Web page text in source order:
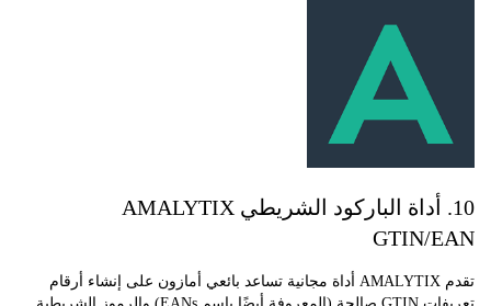
10. أداة الباركود الشريطي AMALYTIX
GTIN/
تقدم AMALYTIX أداة مجانية تساعد بائعي أمازون على إنشاء أرقام